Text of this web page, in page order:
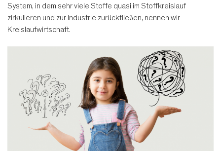
System, in dem sehr viele Stoffe quasi im Stoffkreislauf
zirkulieren und zur Industrie zurückfließen, nennen wir
Kreislaufwirtschaft.